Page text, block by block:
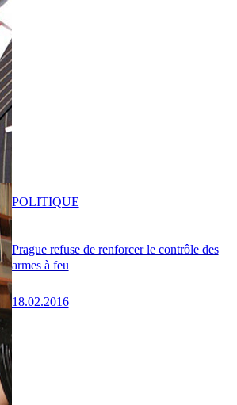
Prague refuse de renforcer le contrôle des
armes à feu
18.02.2016
POLITIQUE